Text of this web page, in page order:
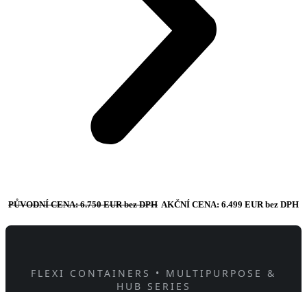
PŮVODNÍ CENA: 6.750 EUR bez DPH AKČNÍ CENA: 6.499 EUR bez DPH
FLEXI CONTAINERS • MULTIPURPOSE &
HUB SERIES